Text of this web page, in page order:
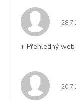
+ Přehledný